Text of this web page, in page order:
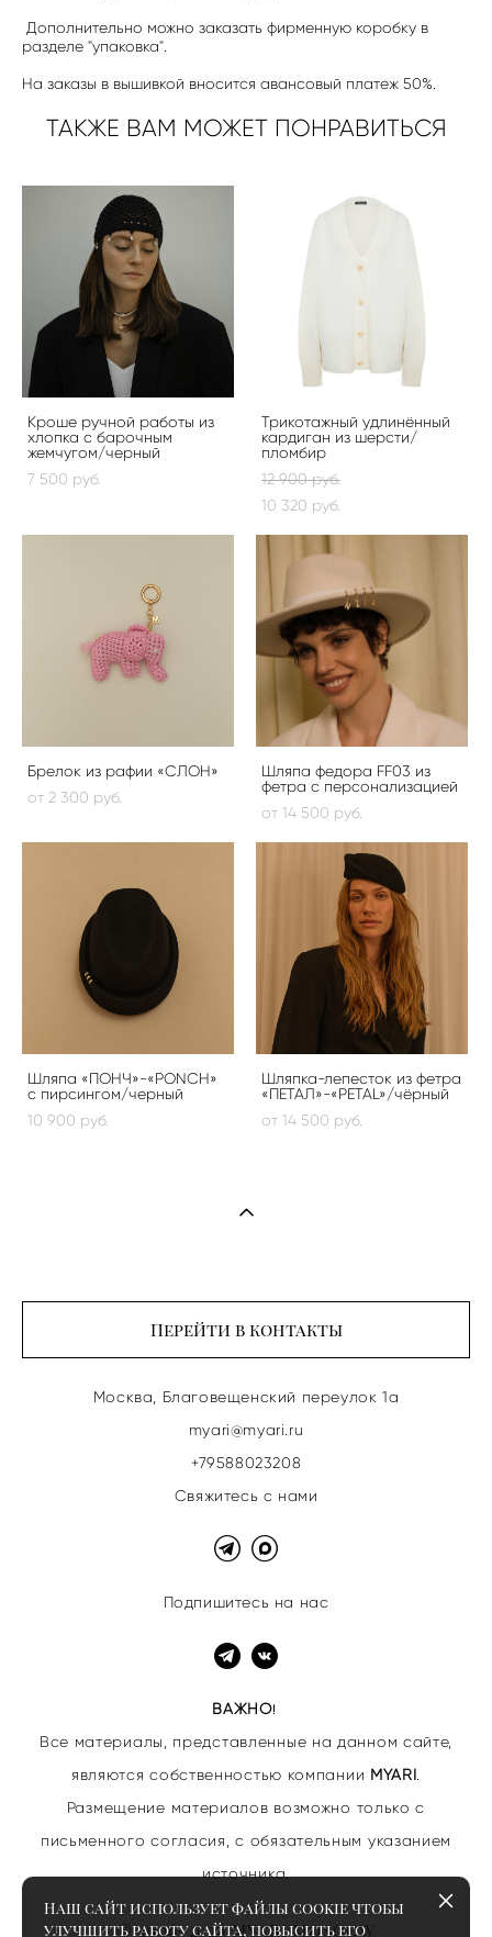
Дополнительно можно заказать фирменную коробку в
разделе "упаковка".
На заказы в вышивкой вносится авансовый платеж 50%.
ТАКЖЕ ВАМ МОЖЕТ ПОНРАВИТЬСЯ
Кроше ручной работы из
хлопка с барочным
жемчугом/черный
7 500 pуб.
Трикотажный удлинённый
кардиган из шерсти/
пломбир
12 900 pуб.
10 320 pуб.
Брелок из рафии «СЛОН»
от 2 300 pуб.
Шляпа федора FF03 из
фетра с персонализацией
от 14 500 pуб.
Шляпа «ПОНЧ»-«PONCH»
с пирсингом/черный
10 900 pуб.
Шляпка-лепесток из фетра
«ПЕТАЛ»-«PETAL»/чёрный
от 14 500 pуб.
Перейти в контакты
Москва, Благовещенский переулок 1а
myari@myari.ru
+79588023208
Свяжитесь с нами
Подпишитесь на нас
ВАЖНО!
Все материалы, представленные на данном сайте,
являются собственностью компании MYARI
Размещение материалов возможно только с
письменного согласия, с обязательным указанием
источника.
© 2006–2026 MYARI MOSCOW
Наш сайт использует файлы cookie чтобы
улучшить работу сайта, повысить его